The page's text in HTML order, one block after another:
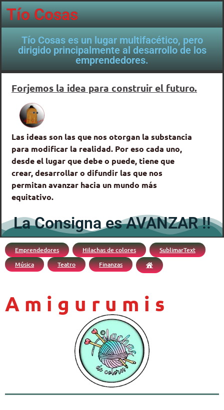
Tío Cosas
Tío Cosas es un lugar multifacético, pero
dirigido principalmente al desarrollo de los
emprendedores.
Forjemos la idea para construir el futuro.
Las ideas son las que nos otorgan la substancia
para modificar la realidad. Por eso cada uno,
desde el lugar que debe o puede, tiene que
crear, desarrollar o difundir las que nos
permitan avanzar hacia un mundo más
equitativo.
La Consigna es AVANZAR !!
Emprendedores Hilachas de colores
SublimarText
Música
Teatro Finanzas
Amigurumis